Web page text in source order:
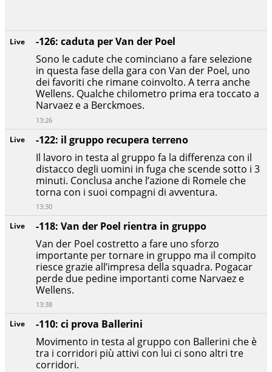
Live
-110: ci prova Ballerini
Movimento in testa al gruppo con Ballerini che è
tra i corridori più attivi con lui ci sono altri tre
corridori.
Live
-118: Van der Poel rientra in gruppo
Van der Poel costretto a fare uno sforzo
importante per tornare in gruppo ma il compito
riesce grazie all’impresa della squadra. Pogacar
perde due pedine importanti come Narvaez e
Wellens.
13:38
Live
-122: il gruppo recupera terreno
Il lavoro in testa al gruppo fa la differenza con il
distacco degli uomini in fuga che scende sotto i 3
minuti. Conclusa anche l’azione di Romele che
torna con i suoi compagni di avventura.
13:30
Live
-126: caduta per Van der Poel
Sono le cadute che cominciano a fare selezione
in questa fase della gara con Van der Poel, uno
dei favoriti che rimane coinvolto. A terra anche
Wellens. Qualche chilometro prima era toccato a
Narvaez e a Berckmoes.
13:26